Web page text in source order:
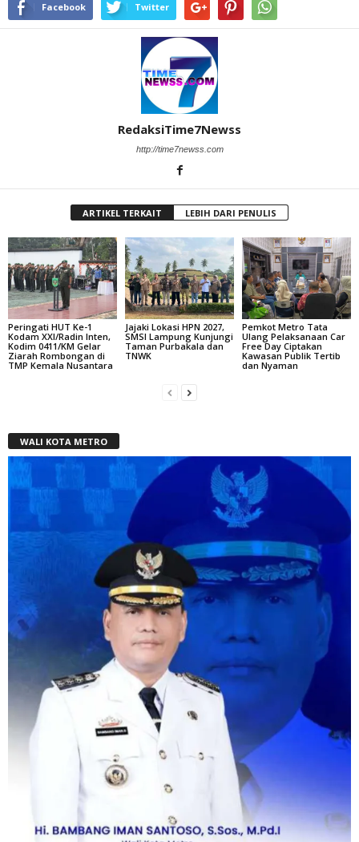
Facebook Twitter
RedaksiTime7Newss
http://time7newss.com
ARTIKEL TERKAIT LEBIH DARI PENULIS
Peringati HUT Ke-1
Kodam XXI/Radin Inten,
Kodim 0411/KM Gelar
Ziarah Rombongan di
TMP Kemala Nusantara
Jajaki Lokasi HPN 2027,
SMSI Lampung Kunjungi
Taman Purbakala dan
TNWK
Pemkot Metro Tata
Ulang Pelaksanaan Car
Free Day Ciptakan
Kawasan Publik Tertib
dan Nyaman
WALI KOTA METRO